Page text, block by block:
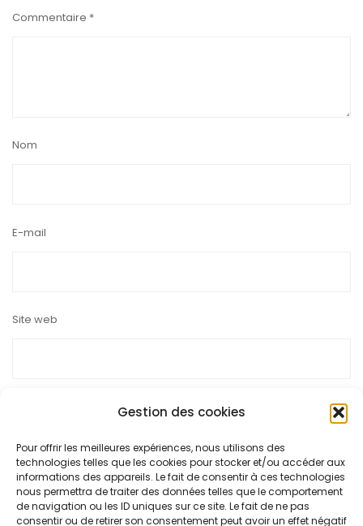
Gestion des cookies
Pour offrir les meilleures expériences, nous utilisons des
technologies telles que les cookies pour stocker et/ou accéder aux
informations des appareils. Le fait de consentir à ces technologies
nous permettra de traiter des données telles que le comportement
de navigation ou les ID uniques sur ce site. Le fait de ne pas
consentir ou de retirer son consentement peut avoir un effet négatif
Commentaire *
Nom
E-mail
Site web
Ce site utilise Akismet pour réduire les indésirables.
plus sur la façon dont les données de vos commentaires sont
traitées.